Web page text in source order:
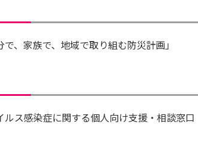
で、家族で、地域で取り組む防災計画」
ルス感染症に関する個人向け支援・相談窓口